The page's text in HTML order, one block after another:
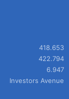
418.653
422.794
6.947
Investors Avenue